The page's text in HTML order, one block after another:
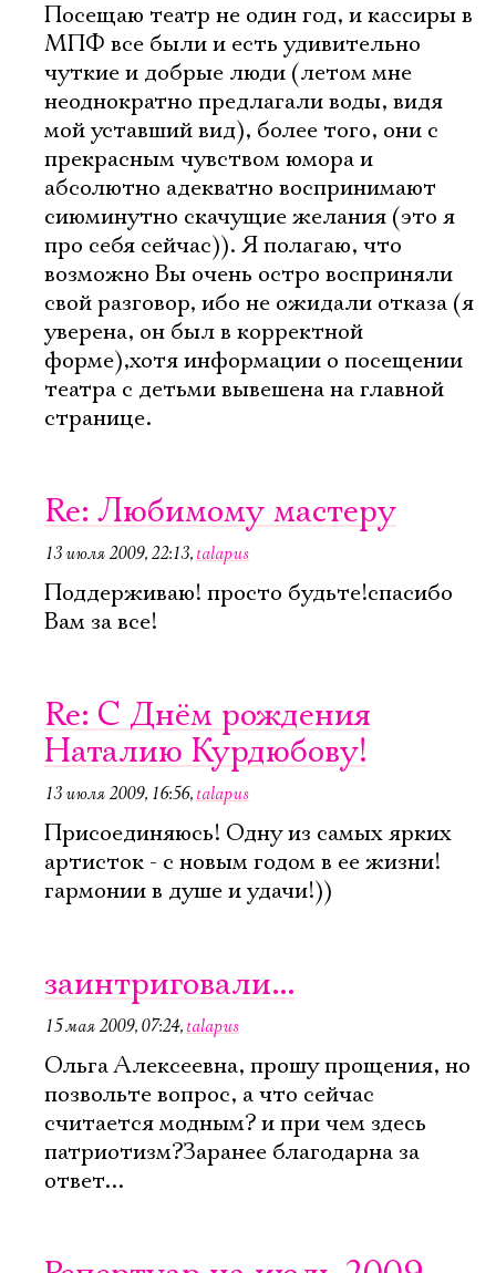
Посещаю театр не один год, и кассиры в
МПФ все были и есть удивительно
чуткие и добрые люди (летом мне
неоднократно предлагали воды, видя
мой уставший вид), более того, они с
прекрасным чувством юмора и
абсолютно адекватно воспринимают
сиюминутно скачущие желания (это я
про себя сейчас)). Я полагаю, что
возможно Вы очень остро восприняли
свой разговор, ибо не ожидали отказа (я
уверена, он был в корректной
форме),хотя информации о посещении
театра с детьми вывешена на главной
странице.
Re: Любимому мастеру
13 июля 2009, 22:13, talapus
Поддерживаю! просто будьте!спасибо
Вам за все!
Re: С Днём рождения
Наталию Курдюбову!
13 июля 2009, 16:56, talapus
Присоединяюсь! Одну из самых ярких
артисток - с новым годом в ее жизни!
гармонии в душе и удачи!))
заинтриговали...
15 мая 2009, 07:24, talapus
Ольга Алексеевна, прошу прощения, но
позвольте вопрос, а что сейчас
считается модным? и при чем здесь
патриотизм?Заранее благодарна за
ответ...